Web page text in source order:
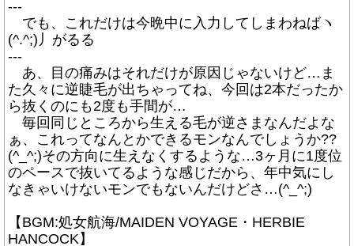
---
でも、これだけは今晩中に入力してしまわねばヽ
(^.^;)丿がるる
---
あ、目の痛みはそれだけが原因じゃないけど…ま
た久々に逆睫毛が出ちゃってね、今回は2本だったか
ら抜くのにも2度も手間が…
毎回同じところから生える毛が逆さまなんだよな
ぁ、これってなんとかできるモンなんでしょうか??
(^_^;)その方向に生えなくするような…3ヶ月に1度位
のペースで抜いてるような感じだから、年中気にし
なきゃいけないモンでもないんだけどさ…(^_^;)
【BGM:処女航海/MAIDEN VOYAGE・HERBIE
HANCOCK】